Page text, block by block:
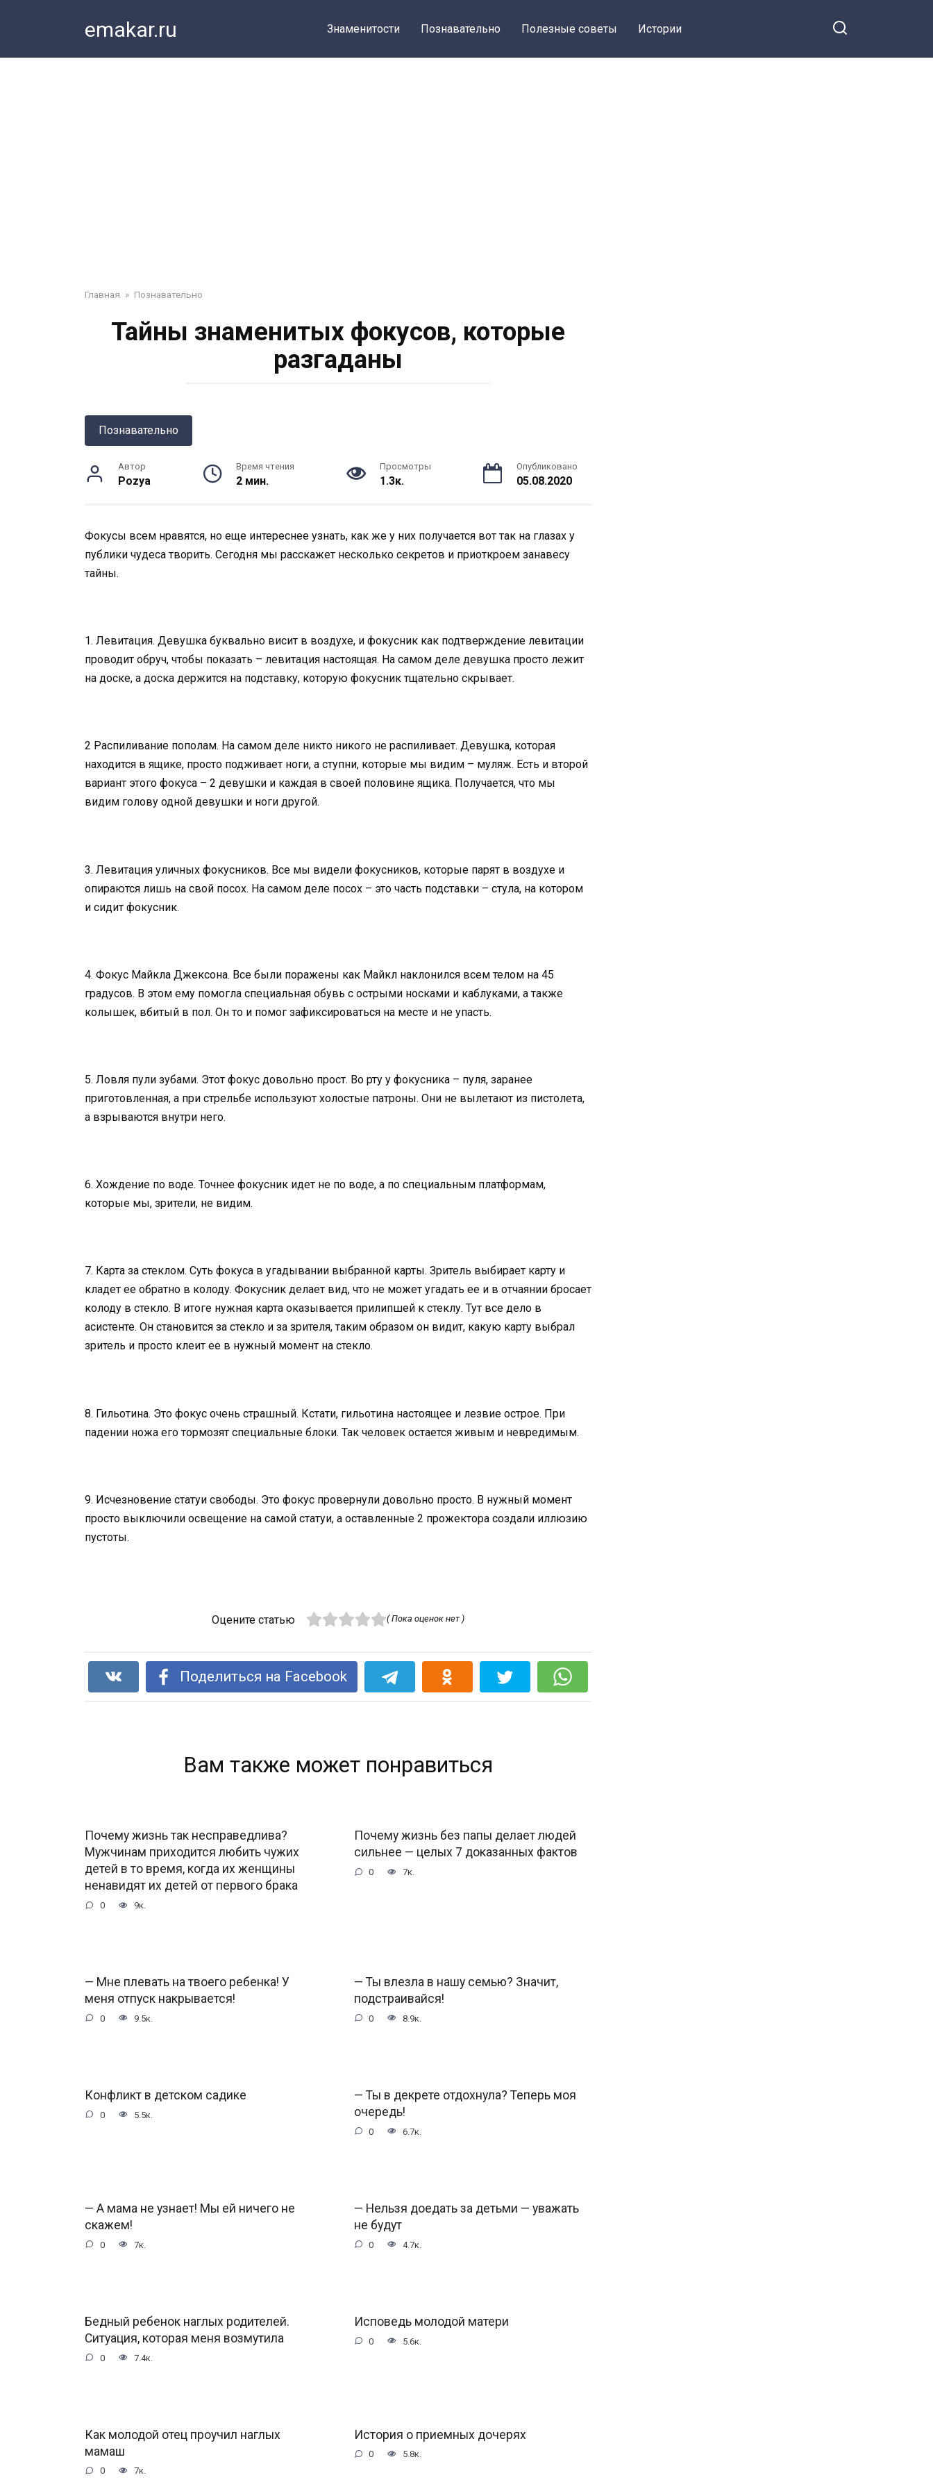
emakar.ru Знаменитости Познавательно Полезные советы Истории
Главная » Познавательно
Тайны знаменитых фокусов, которые
разгаданы
Познавательно
Автор
Pozya
Время чтения
2 мин.
Просмотры
1.3к.
Опубликовано
05.08.2020
Фокусы всем нравятся, но еще интереснее узнать, как же у них получается вот так на глазах у
публики чудеса творить. Сегодня мы расскажет несколько секретов и приоткроем занавесу
тайны.
1. Левитация. Девушка буквально висит в воздухе, и фокусник как подтверждение левитации
проводит обруч, чтобы показать – левитация настоящая. На самом деле девушка просто лежит
на доске, а доска держится на подставку, которую фокусник тщательно скрывает.
2 Распиливание пополам. На самом деле никто никого не распиливает. Девушка, которая
находится в ящике, просто подживает ноги, а ступни, которые мы видим – муляж. Есть и второй
вариант этого фокуса – 2 девушки и каждая в своей половине ящика. Получается, что мы
видим голову одной девушки и ноги другой.
3. Левитация уличных фокусников. Все мы видели фокусников, которые парят в воздухе и
опираются лишь на свой посох. На самом деле посох – это часть подставки – стула, на котором
и сидит фокусник.
4. Фокус Майкла Джексона. Все были поражены как Майкл наклонился всем телом на 45
градусов. В этом ему помогла специальная обувь с острыми носками и каблуками, а также
колышек, вбитый в пол. Он то и помог зафиксироваться на месте и не упасть.
5. Ловля пули зубами. Этот фокус довольно прост. Во рту у фокусника – пуля, заранее
приготовленная, а при стрельбе используют холостые патроны. Они не вылетают из пистолета,
а взрываются внутри него.
6. Хождение по воде. Точнее фокусник идет не по воде, а по специальным платформам,
которые мы, зрители, не видим.
7. Карта за стеклом. Суть фокуса в угадывании выбранной карты. Зритель выбирает карту и
кладет ее обратно в колоду. Фокусник делает вид, что не может угадать ее и в отчаянии бросает
колоду в стекло. В итоге нужная карта оказывается прилипшей к стеклу. Тут все дело в
асистенте. Он становится за стекло и за зрителя, таким образом он видит, какую карту выбрал
зритель и просто клеит ее в нужный момент на стекло.
8. Гильотина. Это фокус очень страшный. Кстати, гильотина настоящее и лезвие острое. При
падении ножа его тормозят специальные блоки. Так человек остается живым и невредимым.
9. Исчезновение статуи свободы. Это фокус провернули довольно просто. В нужный момент
просто выключили освещение на самой статуи, а оставленные 2 прожектора создали иллюзию
пустоты.
Оцените статью ( Пока оценок нет )
Поделиться на Facebook
Вам также может понравиться
Почему жизнь так несправедлива?
Мужчинам приходится любить чужих
детей в то время, когда их женщины
ненавидят их детей от первого брака
0 9к.
Почему жизнь без папы делает людей
сильнее — целых 7 доказанных фактов
0 7к.
— Мне плевать на твоего ребенка! У
меня отпуск накрывается!
0 9.5к.
— Ты влезла в нашу семью? Значит,
подстраивайся!
0 8.9к.
Конфликт в детском садике
0 5.5к.
— Ты в декрете отдохнула? Теперь моя
очередь!
0 6.7к.
— А мама не узнает! Мы ей ничего не
скажем!
0 7к.
— Нельзя доедать за детьми — уважать
не будут
0 4.7к.
Бедный ребенок наглых родителей.
Ситуация, которая меня возмутила
0 7.4к.
Исповедь молодой матери
0 5.6к.
Как молодой отец проучил наглых
мамаш
0 7к.
История о приемных дочерях
0 5.8к.